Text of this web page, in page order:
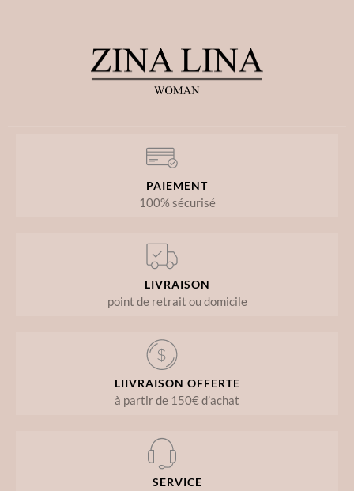
PAIEMENT
100% sécurisé
LIVRAISON
point de retrait ou domicile
LIIVRAISON OFFERTE
à partir de 150€ d’achat
SERVICE